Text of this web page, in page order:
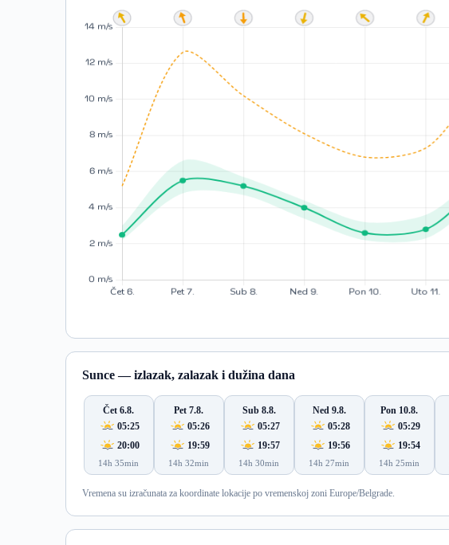
Sunce — izlazak, zalazak i dužina dana
Čet 6.8.
05:25
20:00
14h 35min
Pet 7.8.
05:26
19:59
14h 32min
Sub 8.8.
05:27
19:57
14h 30min
Ned 9.8.
05:28
19:56
14h 27min
Pon 10.8.
05:29
19:54
14h 25min
Vremena su izračunata za koordinate lokacije po vremenskoj zoni Europe/Belgrade.